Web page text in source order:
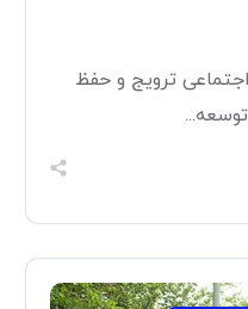
ترویج و حفظ